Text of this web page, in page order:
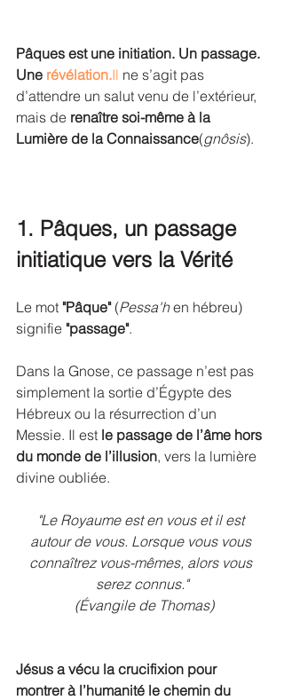
Pâques est une initiation. Un passage.
Une révélation.Il ne s’agit pas
d’attendre un salut venu de l’extérieur,
mais de renaître soi-même à la
Lumière de la Connaissance(gnôsis).
1. Pâques, un passage
initiatique vers la Vérité
Le mot "Pâque" (Pessa'h en hébreu)
signifie "passage".
Dans la Gnose, ce passage n’est pas
simplement la sortie d’Égypte des
Hébreux ou la résurrection d’un
Messie. Il est le passage de l’âme hors
du monde de l’illusion, vers la lumière
divine oubliée.
"Le Royaume est en vous et il est
autour de vous. Lorsque vous vous
connaîtrez vous-mêmes, alors vous
serez connus."
(Évangile de Thomas)
Jésus a vécu la crucifixion pour
montrer à l’humanité le chemin du